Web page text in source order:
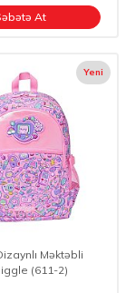
At
Yeni
Məktəbli
(611-2)